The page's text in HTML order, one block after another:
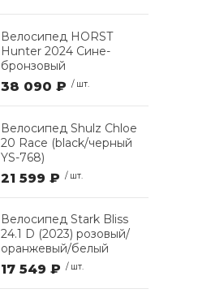
Велосипед HORST
Hunter 2024 Сине-
бронзовый
38 090 ₽ / шт.
Велосипед Shulz Chloe
20 Race (black/черный
YS-768)
21 599 ₽ / шт.
Велосипед Stark Bliss
24.1 D (2023) розовый/
оранжевый/белый
17 549 ₽ / шт.